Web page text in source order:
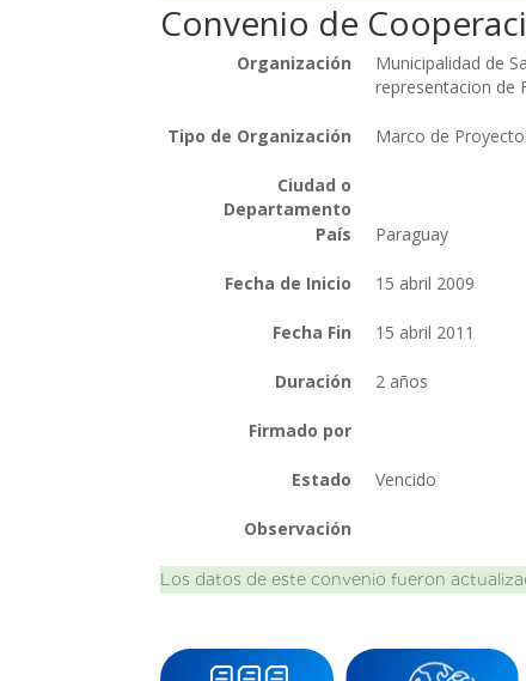
Convenio de
Organización
Municipalidad de
representacion de
Tipo de Organización Marco de
Ciudad o
Departamento
País
Paraguay
Fecha de Inicio 15 abril 2009
Fecha Fin 15 abril 2011
Duración 2 años
Firmado por
Estado Vencido
Observación
Los datos de este convenio fueron